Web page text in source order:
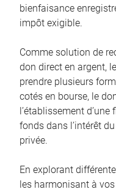
bienfaisance
impôt exigible.
Comme solution de
don direct en argent,
prendre plusieurs
cotés en bourse, le
l’établissement
fonds dans l’intérêt
privée.
En explorant
les harmonisant à